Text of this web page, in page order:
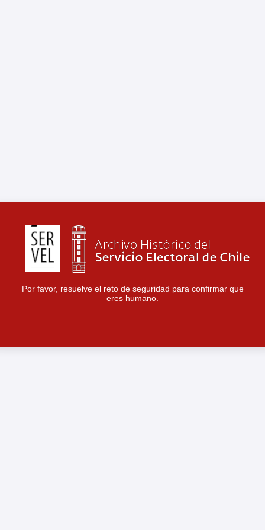
Por favor, resuelve el reto de seguridad para confirmar que
eres humano.